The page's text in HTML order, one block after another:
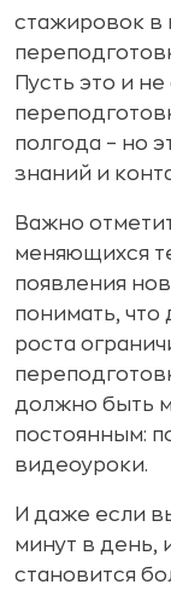
стажировок в
Пусть это и
полгода – но
знаний и
Важно
меняющихся
появления
понимать, что
роста
должно быть
постоянным:
видеоуроки.
И даже если
минут в день,
становится